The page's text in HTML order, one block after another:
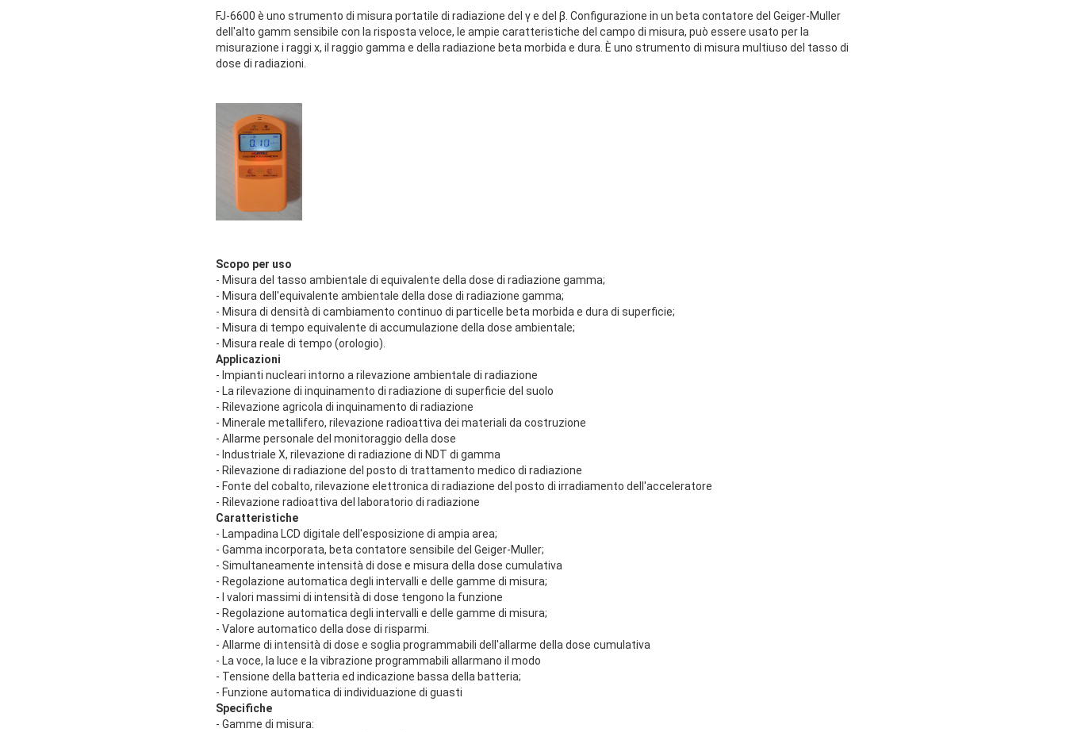
FJ-6600 è uno strumento di misura portatile di radiazione del γ e del β. Configurazione in un beta contatore del Geiger-Muller
dell'alto gamm sensibile con la risposta veloce, le ampie caratteristiche del campo di misura, può essere usato per la
misurazione i raggi x, il raggio gamma e della radiazione beta morbida e dura. È uno strumento di misura multiuso del tasso di
dose di radiazioni.
Scopo per uso
- Misura del tasso ambientale di equivalente della dose di radiazione gamma;
- Misura dell'equivalente ambientale della dose di radiazione gamma;
- Misura di densità di cambiamento continuo di particelle beta morbida e dura di superficie;
- Misura di tempo equivalente di accumulazione della dose ambientale;
- Misura reale di tempo (orologio).
Applicazioni
- Impianti nucleari intorno a rilevazione ambientale di radiazione
- La rilevazione di inquinamento di radiazione di superficie del suolo
- Rilevazione agricola di inquinamento di radiazione
- Minerale metallifero, rilevazione radioattiva dei materiali da costruzione
- Allarme personale del monitoraggio della dose
- Industriale X, rilevazione di radiazione di NDT di gamma
- Rilevazione di radiazione del posto di trattamento medico di radiazione
- Fonte del cobalto, rilevazione elettronica di radiazione del posto di irradiamento dell'acceleratore
- Rilevazione radioattiva del laboratorio di radiazione
Caratteristiche
- Lampadina LCD digitale dell'esposizione di ampia area;
- Gamma incorporata, beta contatore sensibile del Geiger-Muller;
- Simultaneamente intensità di dose e misura della dose cumulativa
- Regolazione automatica degli intervalli e delle gamme di misura;
- I valori massimi di intensità di dose tengono la funzione
- Regolazione automatica degli intervalli e delle gamme di misura;
- Valore automatico della dose di risparmi.
- Allarme di intensità di dose e soglia programmabili dell'allarme della dose cumulativa
- La voce, la luce e la vibrazione programmabili allarmano il modo
- Tensione della batteria ed indicazione bassa della batteria;
- Funzione automatica di individuazione di guasti
Specifiche
- Gamme di misura: